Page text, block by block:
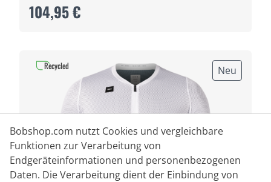
104,95 €
Neu
Recycled
Bobshop.com nutzt Cookies und vergleichbare
Funktionen zur Verarbeitung von
Endgeräteinformationen und personenbezogenen
Daten. Die Verarbeitung dient der Einbindung von